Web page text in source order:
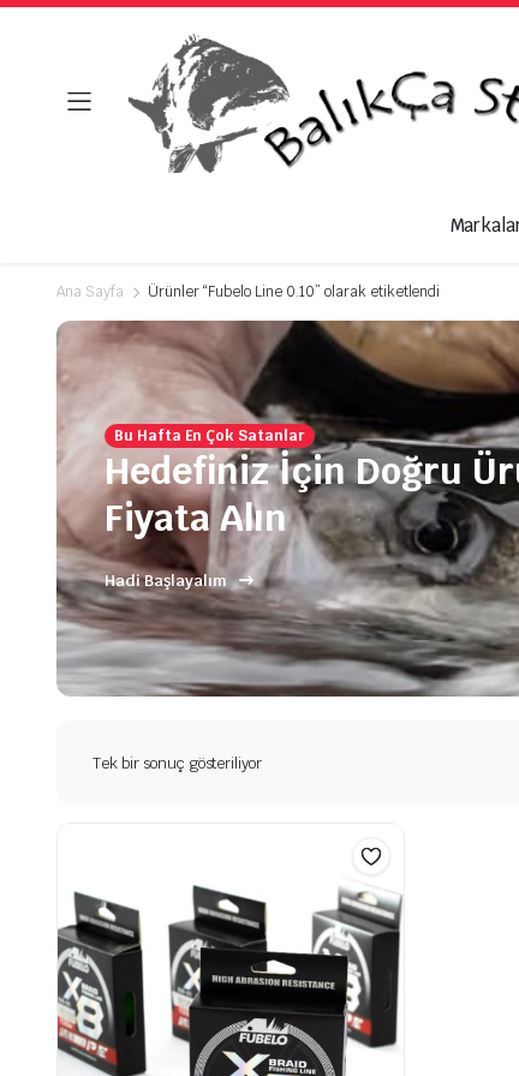
Ana Sayfa Ürünler “Fubelo Line 0.10” olarak etiketlendi
Bu Hafta En Çok Satanlar
Hedefiniz İçin Doğru
Fiyata Alın
Hadi Başlayalım
Tek bir sonuç gösteriliyor